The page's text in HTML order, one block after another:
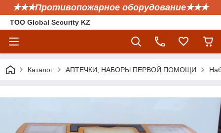
✭✭✭Противопожарное оборудование✭✭✭
ТОО Global Security KZ
Каталог АПТЕЧКИ, НАБОРЫ ПЕРВОЙ ПОМОЩИ